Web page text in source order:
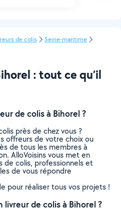
de colis
Seine-maritime
: tout ce qu’il
de colis à Bihorel ?
près de chez vous ?
offreurs de votre choix ou
de tous les membres à
AlloVoisins vous met en
de colis, professionnels et
de vous répondre
pour réaliser tous vos projets !
de colis à Bihorel ?